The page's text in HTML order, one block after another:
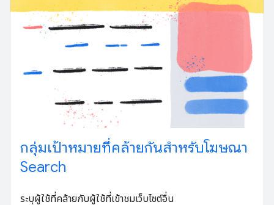
กลุ่มเป้าหมายที่คล้ายกันสำหรับโฆษณา
Search
ระบุผู้ใช้ที่คล้ายกับผู้ใช้ที่เข้าชมเว็บไซต์อื่น